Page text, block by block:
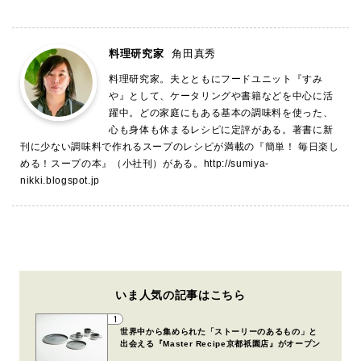
料理研究家 角田真秀
料理研究家。夫とともにフードユニット『すみ
や』として、ケータリングや書籍などを中心に活
躍中。どの家庭にもある基本の調味料を使った、
心も身体も休まるレシピに定評がある。著書に新
刊に少ない調味料で作れるスープのレシピが満載の『簡単！ 毎日楽し
める！スープの本』（小社刊）がある。 http://sumiya-
nikki.blogspot.jp
いま人気の記事はこちら
1
世界中から集められた「ストーリーのあるもの」と
出会える『Master Recipe京都祇園店』がオープン